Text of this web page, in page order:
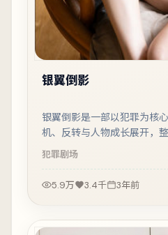
银翼倒影
银翼倒影是一部以犯罪为核
机、反转与人物成长展开，
观看。
犯罪剧场
5.9万 3.4千 3年前